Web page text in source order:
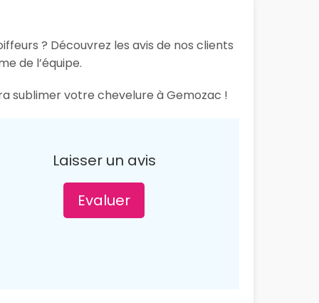
? Découvrez les avis de nos clients
de l’équipe.
sublimer votre chevelure à Gemozac !
Laisser un avis
Evaluer